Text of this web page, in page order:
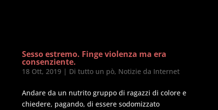
Sesso estremo. Finge violenza ma era
consenziente.
18 Ott, 2019| Di tutto un pò, Notizie da Internet
Andare da un nutrito gruppo di ragazzi di colore e
chiedere, pagando, di essere sodomizzato